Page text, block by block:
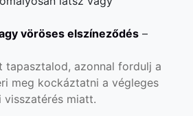
vöröses elszíneződés –
tapasztalod, azonnal fordulj a
meg kockáztatni a végleges
visszatérés miatt.